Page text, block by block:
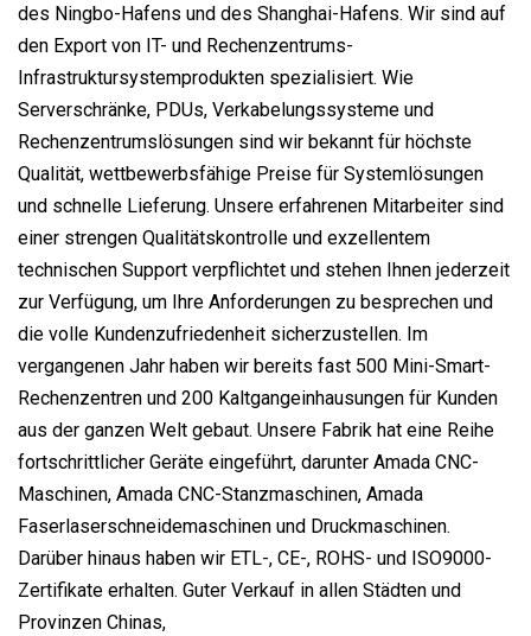
des Ningbo-Hafens und des Shanghai-Hafens. Wir sind auf
den Export von IT- und Rechenzentrums-
Infrastruktursystemprodukten spezialisiert. Wie
Serverschränke, PDUs, Verkabelungssysteme und
Rechenzentrumslösungen sind wir bekannt für höchste
Qualität, wettbewerbsfähige Preise für Systemlösungen
und schnelle Lieferung. Unsere erfahrenen Mitarbeiter sind
einer strengen Qualitätskontrolle und exzellentem
technischen Support verpflichtet und stehen Ihnen jederzeit
zur Verfügung, um Ihre Anforderungen zu besprechen und
die volle Kundenzufriedenheit sicherzustellen. Im
vergangenen Jahr haben wir bereits fast 500 Mini-Smart-
Rechenzentren und 200 Kaltgangeinhausungen für Kunden
aus der ganzen Welt gebaut. Unsere Fabrik hat eine Reihe
fortschrittlicher Geräte eingeführt, darunter Amada CNC-
Maschinen, Amada CNC-Stanzmaschinen, Amada
Faserlaserschneidemaschinen und Druckmaschinen.
Darüber hinaus haben wir ETL-, CE-, ROHS- und ISO9000-
Zertifikate erhalten. Guter Verkauf in allen Städten und
Provinzen Chinas,